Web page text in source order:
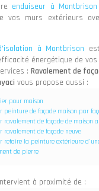
enduiseur à Montbrison
vos murs extérieurs
à Montbrison
énergétique de
: Ravalement de
vous propose aussi :
pour maison
peinture de façade maison par
de façade de maison
ravalement de façade neuve
refaire la peinture extérieure
de pierre
à proximité de :